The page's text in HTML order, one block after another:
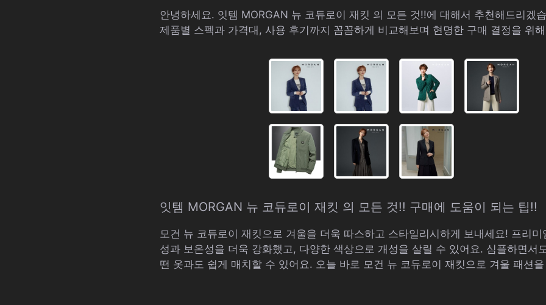
안녕하세요. 잇템 MORGAN 뉴 코듀로이 재킷 의 모든 것!!에 대해서 추천해드리겠
제품별 스펙과 가격대, 사용 후기까지 꼼꼼하게 비교해보며 현명한 구매 결정을 위
잇템 MORGAN 뉴 코듀로이 재킷 의 모든 것!! 구매에 도움이 되는 팁!!
모건 뉴 코듀로이 재킷으로 겨울을 더욱 따스하고 스타일리시하게 보내세요! 프리
성과 보온성을 더욱 강화했고, 다양한 색상으로 개성을 살릴 수 있어요. 심플하면서
떤 옷과도 쉽게 매치할 수 있어요. 오늘 바로 모건 뉴 코듀로이 재킷으로 겨울 패션